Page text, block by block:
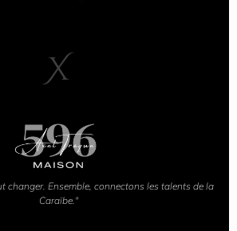
X
changer. Ensemble, connectons les talents de la
Caraïbe."